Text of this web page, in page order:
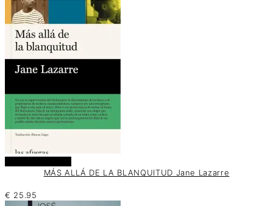
MÁS ALLÁ DE LA BLANQUITUD Jane Lazarre
€ 25.95